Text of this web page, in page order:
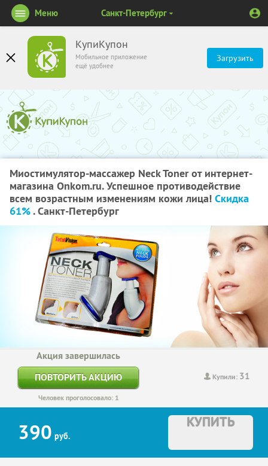
КупиКупон
Мобильное приложение
ещё удобнее
Загрузить
Меню Санкт-Петербург
Миостимулятор-массажер Neck Toner от интернет-
магазина Onkom.ru. Успешное противодействие
всем возрастным изменениям кожи лица! Скидка
61%. Санкт-Петербург
Купили: 31
Акция завершилась
ПОВТОРИТЬ АКЦИЮ
Человек проголосовало: 1
390 руб.
КУПИТЬ